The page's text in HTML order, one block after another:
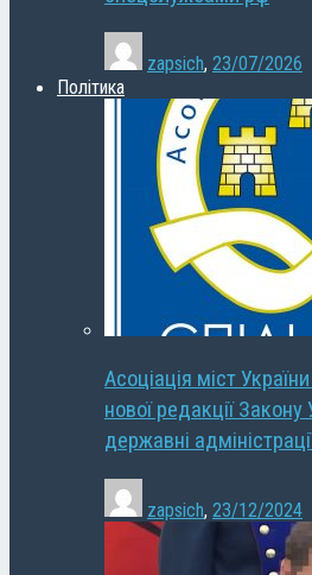
zapsich, 23/07/2026
Політика
Асоціація міст
нової редакції
державні
zapsich, 23/12/2024